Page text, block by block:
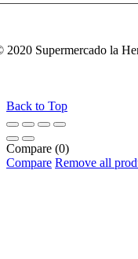
2020 Supermercado la
Back to Top
Compare (0)
Compare Remove all